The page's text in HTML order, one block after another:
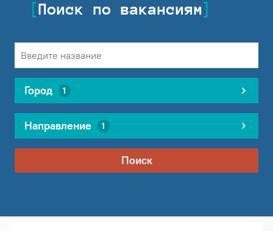
Поиск по вакансиям
Город 1
Направление 1
Поиск